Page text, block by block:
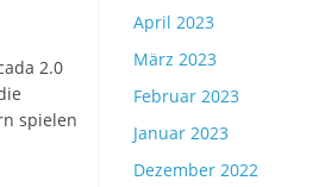
2.0
spielen
April 2023
März 2023
Februar 2023
Januar 2023
Dezember 2022